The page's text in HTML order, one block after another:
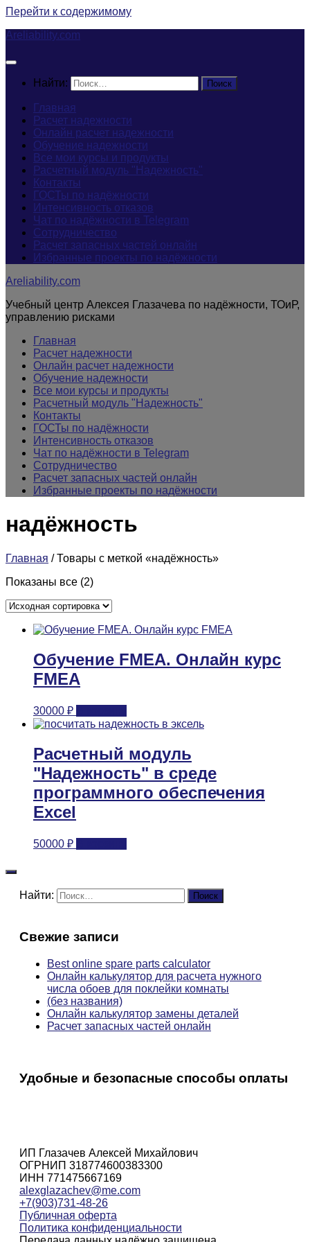
Перейти к содержимому
Areliability.com
Найти:
Главная
Расчет надежности
Онлайн расчет надежности
Обучение надежности
Все мои курсы и продукты
Расчетный модуль "Надежность"
Контакты
ГОСТы по надёжности
Интенсивность отказов
Чат по надёжности в Telegram
Сотрудничество
Расчет запасных частей онлайн
Избранные проекты по надёжности
Areliability.com
Учебный центр Алексея Глазачева по надёжности, ТОиР,
управлению рисками
Главная
Расчет надежности
Онлайн расчет надежности
Обучение надежности
Все мои курсы и продукты
Расчетный модуль "Надежность"
Контакты
ГОСТы по надёжности
Интенсивность отказов
Чат по надёжности в Telegram
Сотрудничество
Расчет запасных частей онлайн
Избранные проекты по надёжности
надёжность
Главная / Товары с меткой «надёжность»
Показаны все (2)
Обучение FMEA. Онлайн курс
FMEA
30000 ₽
Расчетный модуль
"Надежность" в среде
программного обеспечения
Excel
50000 ₽
Найти:
Свежие записи
Best online spare parts calculator
Онлайн калькулятор для расчета нужного
числа обоев для поклейки комнаты
(без названия)
Онлайн калькулятор замены деталей
Расчет запасных частей онлайн
Удобные и безопасные способы оплаты
ИП Глазачев Алексей Михайлович
ОГРНИП 318774600383300
ИНН 771475667169
alexglazachev@me.com
+7(903)731-48-26
Публичная оферта
Политика конфиденциальности